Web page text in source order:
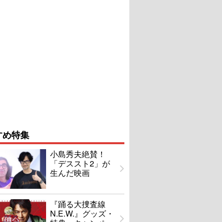
特集
小島秀夫絶賛！
「デススト2」が
生んだ映画
『踊る大捜査線
N.E.W.』グッズ・